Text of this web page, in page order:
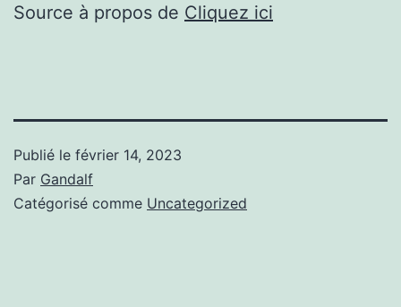
Source à propos de Cliquez ici
Publié le février 14, 2023
Par Gandalf
Catégorisé comme Uncategorized